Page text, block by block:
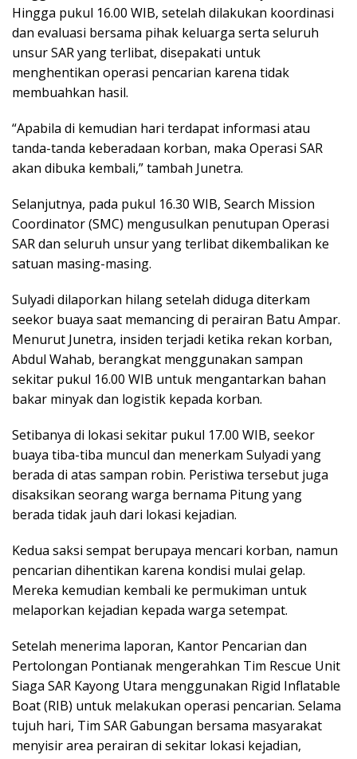
Hingga pukul 16.00 WIB, setelah dilakukan koordinasi
dan evaluasi bersama pihak keluarga serta seluruh
unsur SAR yang terlibat, disepakati untuk
menghentikan operasi pencarian karena tidak
membuahkan hasil.
“Apabila di kemudian hari terdapat informasi atau
tanda-tanda keberadaan korban, maka Operasi SAR
akan dibuka kembali,” tambah Junetra.
Selanjutnya, pada pukul 16.30 WIB, Search Mission
Coordinator (SMC) mengusulkan penutupan Operasi
SAR dan seluruh unsur yang terlibat dikembalikan ke
satuan masing-masing.
Sulyadi dilaporkan hilang setelah diduga diterkam
seekor buaya saat memancing di perairan Batu Ampar.
Menurut Junetra, insiden terjadi ketika rekan korban,
Abdul Wahab, berangkat menggunakan sampan
sekitar pukul 16.00 WIB untuk mengantarkan bahan
bakar minyak dan logistik kepada korban.
Setibanya di lokasi sekitar pukul 17.00 WIB, seekor
buaya tiba-tiba muncul dan menerkam Sulyadi yang
berada di atas sampan robin. Peristiwa tersebut juga
disaksikan seorang warga bernama Pitung yang
berada tidak jauh dari lokasi kejadian.
Kedua saksi sempat berupaya mencari korban, namun
pencarian dihentikan karena kondisi mulai gelap.
Mereka kemudian kembali ke permukiman untuk
melaporkan kejadian kepada warga setempat.
Setelah menerima laporan, Kantor Pencarian dan
Pertolongan Pontianak mengerahkan Tim Rescue Unit
Siaga SAR Kayong Utara menggunakan Rigid Inflatable
Boat (RIB) untuk melakukan operasi pencarian. Selama
tujuh hari, Tim SAR Gabungan bersama masyarakat
menyisir area perairan di sekitar lokasi kejadian,